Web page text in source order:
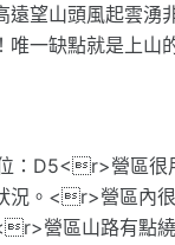
望山頭風起雲
一缺點就是上
D5<r>營區很
況。<r>營區內
營區山路有點